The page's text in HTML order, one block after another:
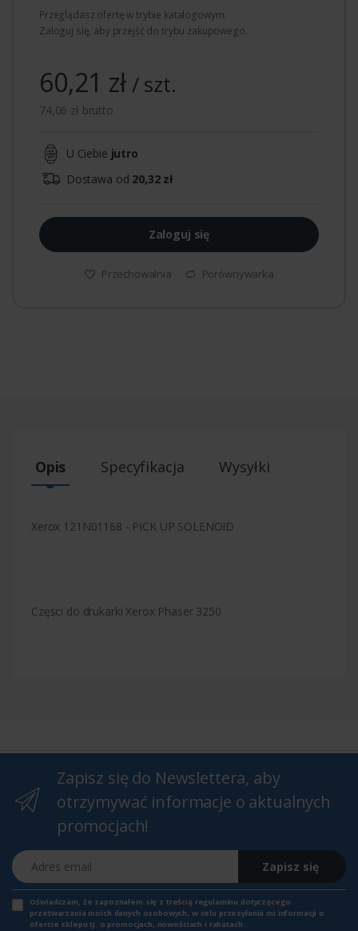
Przeglądasz ofertę w trybie katalogowym.
Zaloguj się, aby przejść do trybu zakupowego.
60,21 zł/ szt.
74,06 zł brutto
U Ciebie jutro
Dostawa od 20,32 zł
Zaloguj się
Przechowalnia Porównywarka
Opis Specyfikacja Wysyłki
Xerox 121N01168 - PICK UP SOLENOID
Częsci do drukarki Xerox Phaser 3250
Zapisz się do Newslettera, aby
otrzymywać informacje o aktualnych
promocjach!
Adres email
Zapisz się
Oświadczam, że zapoznałem się z treścią regulaminu dotyczącego
przetwarzania moich danych osobowych, w celu przesyłania mi informacji o
ofercie sklepu tj. o promocjach, nowościach i rabatach.